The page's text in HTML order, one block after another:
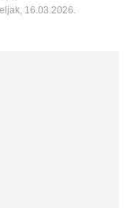
16.03.2026.